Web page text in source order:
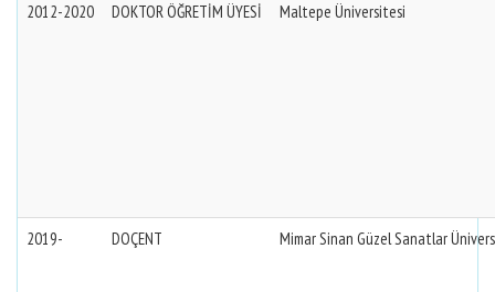
2012-2020 DOKTOR ÖĞRETİM ÜYESİ Maltepe Üniversitesi
2019- DOÇENT Mimar Sinan Güzel Sanatlar